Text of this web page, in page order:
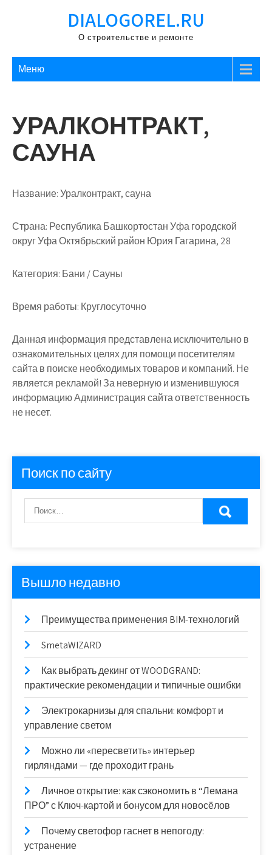
DIALOGOREL.RU
О строительстве и ремонте
Меню
УРАЛКОНТРАКТ,
САУНА
Название:Уралконтракт, сауна
Страна: Республика Башкортостан Уфа городской
округ Уфа Октябрьский район Юрия Гагарина, 28
Категория: Бани / Сауны
Время работы: Круглосуточно
Данная информация представлена исключительно в
ознакомительных целях для помощи посетителям
сайта в поиске необходимых товаров и компаний. Не
является рекламой! За неверную и изменившуюся
информацию Администрация сайта ответственность
не несет.
Поиск по сайту
Вышло недавно
Преимущества применения BIM-технологий
SmetaWIZARD
Как выбрать декинг от WOODGRAND:
практические рекомендации и типичные ошибки
Электрокарнизы для спальни: комфорт и
управление светом
Можно ли «пересветить» интерьер
гирляндами — где проходит грань
Личное открытие: как сэкономить в “Лемана
ПРО” с Ключ-картой и бонусом для новосёлов
Почему светофор гаснет в непогоду:
устранение